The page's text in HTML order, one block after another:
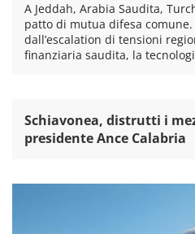
A Jeddah, Arabia Saudita,
patto di mutua difesa comune.
dall’escalation di tensioni
finanziaria saudita, la
Schiavonea, distrutti i
presidente Ance Calabria